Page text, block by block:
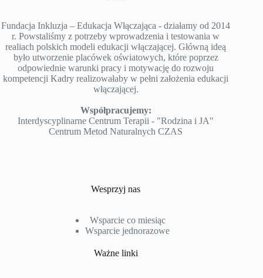
Fundacja Inkluzja – Edukacja Włączająca - działamy od 2014
r. Powstaliśmy z potrzeby wprowadzenia i testowania w
realiach polskich modeli edukacji włączającej. Główną ideą
było utworzenie placówek oświatowych, które poprzez
odpowiednie warunki pracy i motywację do rozwoju
kompetencji Kadry realizowałaby w pełni założenia edukacji
włączającej.
Współpracujemy:
Interdyscyplinarne Centrum Terapii - "Rodzina i JA"
Centrum Metod Naturalnych CZAS
Wesprzyj nas
Wsparcie co miesiąc
Wsparcie jednorazowe
Ważne linki